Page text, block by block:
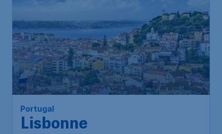
Portugal
Lisbonne